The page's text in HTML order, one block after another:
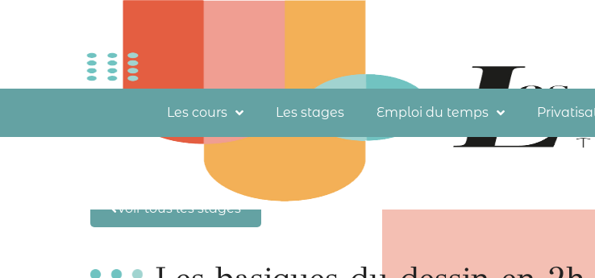
Les cours Les stages Emploi du temps
Voir tous les stages